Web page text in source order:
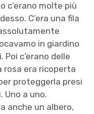
c’erano molte più
C’era una fila
in giardino
c’erano delle
rosa era ricoperta
proteggerla presi
a uno.
anche un albero,